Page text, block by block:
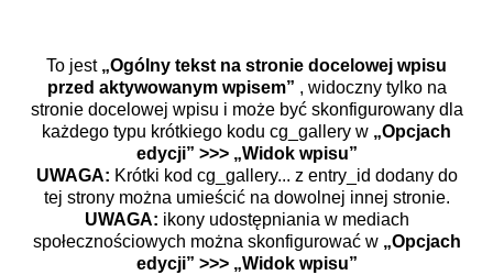
To jest „Ogólny tekst na stronie docelowej wpisu
przed aktywowanym wpisem” , widoczny tylko na
stronie docelowej wpisu i może być skonfigurowany dla
każdego typu krótkiego kodu cg_gallery w „Opcjach
edycji” >>> „Widok wpisu”
UWAGA: Krótki kod cg_gallery... z entry_id dodany do
tej strony można umieścić na dowolnej innej stronie.
UWAGA: ikony udostępniania w mediach
społecznościowych można skonfigurować w „Opcjach
edycji” >>> „Widok wpisu”